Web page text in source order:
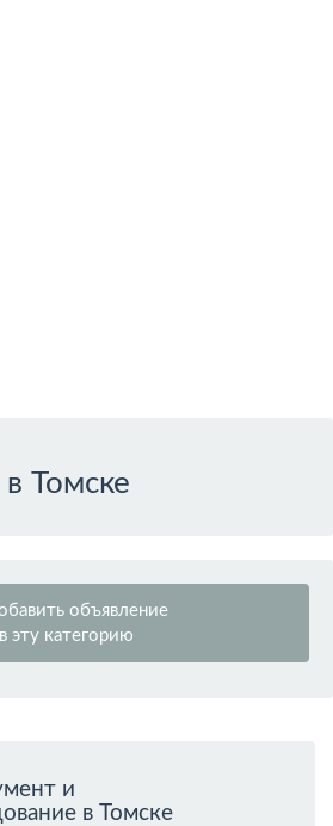
Томске
объявление
в эту категорию
и
в Томске